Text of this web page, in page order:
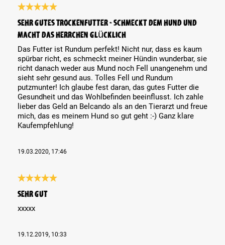
Sehr gutes Trockenfutter - schmeckt dem Hund und
macht das Herrchen glücklich
Das Futter ist Rundum perfekt! Nicht nur, dass es kaum
spürbar richt, es schmeckt meiner Hündin wunderbar, sie
richt danach weder aus Mund noch Fell unangenehm und
sieht sehr gesund aus. Tolles Fell und Rundum
putzmunter! Ich glaube fest daran, das gutes Futter die
Gesundheit und das Wohlbefinden beeinflusst. Ich zahle
lieber das Geld an Belcando als an den Tierarzt und freue
mich, das es meinem Hund so gut geht :-) Ganz klare
Kaufempfehlung!
19.03.2020, 17:46
sehr gut
xxxxx
19.12.2019, 10:33